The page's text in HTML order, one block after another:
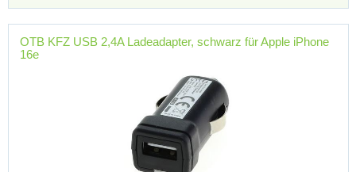
OTB KFZ USB 2,4A Ladeadapter, schwarz für Apple iPhone
16e